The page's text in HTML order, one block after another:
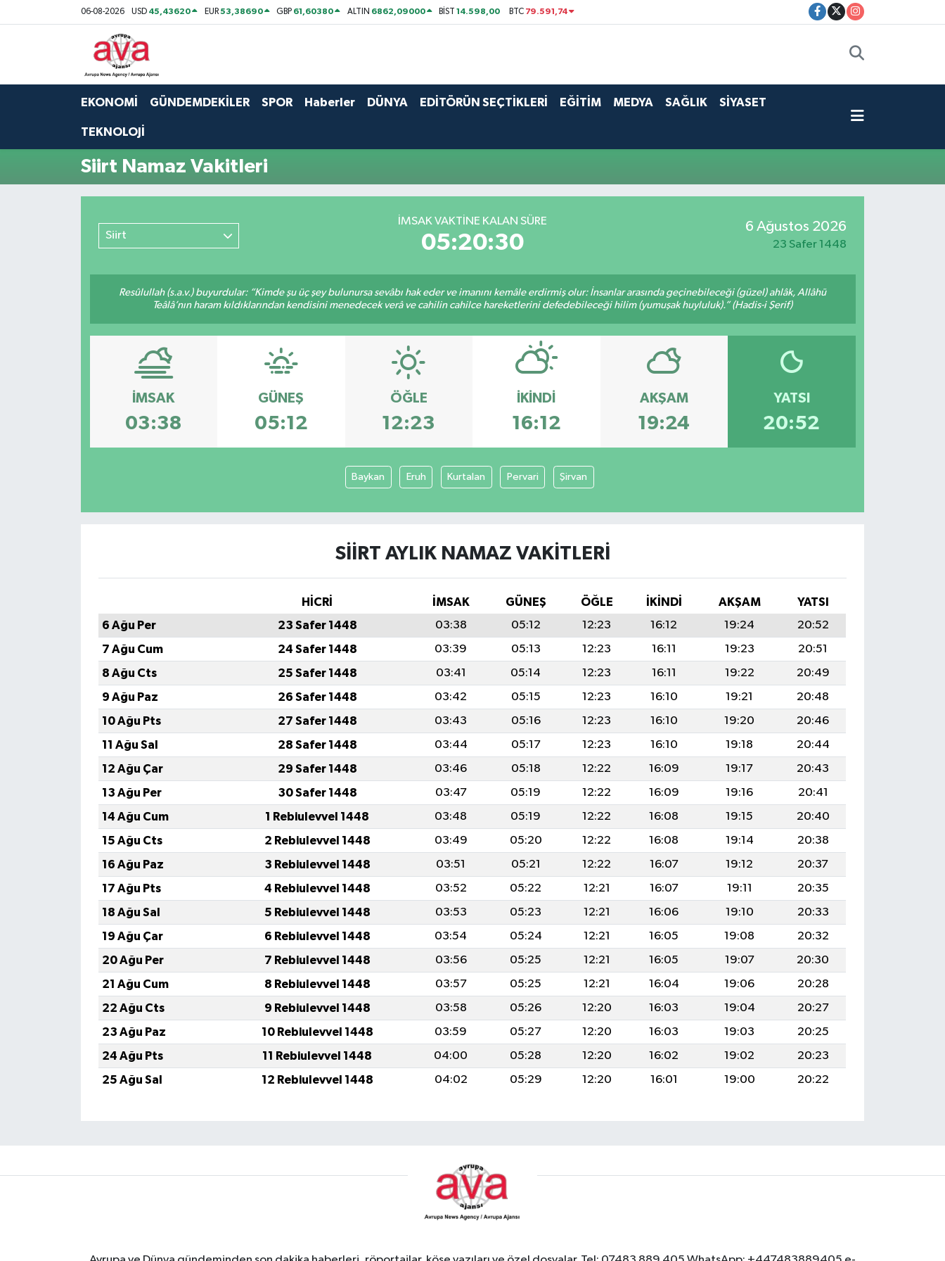
06-08-2026 USD 45,43620 EUR53,38690 GBP 61,60380 ALTIN 6862,09000 BİST14.598,00 BTC 79.591,74
EKONOMİ GÜNDEMDEKİLER SPOR Haberler DÜNYA EDİTÖRÜN SEÇTİKLERİ EĞİTİM MEDYA SAĞLIK SİYASET
TEKNOLOJİ
Siirt Namaz Vakitleri
Siirt
İMSAK VAKTİNE KALAN SÜRE
05:20:30
6 Ağustos 2026
23 Safer 1448
Resûlullah (s.a.v.) buyurdular: “Kimde şu üç şey bulunursa sevâbı hak eder ve imanını kemâle erdirmiş olur: İnsanlar arasında geçinebileceği (güzel) ahlâk, Allâhü
Teâlâ’nın haram kıldıklarından kendisini menedecek verâ ve cahilin cahilce hareketlerini defedebileceği hilim (yumuşak huyluluk).” (Hadis-i Şerif)
İMSAK
03:38
GÜNEŞ
05:12
ÖĞLE
12:23
İKINDI
16:12
AKŞAM
19:24
YATSI
20:52
Baykan Eruh Kurtalan Pervari Şirvan
SIIRT AYLIK NAMAZ VAKITLERI
HİCRİ İMSAK GÜNEŞ ÖĞLE İKINDI AKŞAM
YATSI
6 Ağu Per
23 Safer 1448 03:38 05:12 12:23 16:12 19:24
20:52
7 Ağu Cum
24 Safer 1448 03:39 05:13 12:23 16:11 19:23
20:51
8 Ağu Cts
25 Safer 1448 03:41 05:14 12:23 16:11 19:22
20:49
9 Ağu Paz
26 Safer 1448 03:42 05:15 12:23 16:10 19:21
20:48
10 Ağu Pts
27 Safer 1448 03:43 05:16 12:23 16:10 19:20
20:46
11 Ağu Sal
28 Safer 1448 03:44 05:17 12:23 16:10 19:18
20:44
12 Ağu Çar
29 Safer 1448 03:46 05:18 12:22 16:09 19:17
20:43
13 Ağu Per
30 Safer 1448 03:47 05:19 12:22 16:09 19:16
20:41
14 Ağu Cum
1 Rebiulevvel 1448 03:48 05:19 12:22 16:08 19:15
20:40
15 Ağu Cts
2 Rebiulevvel 1448 03:49 05:20 12:22 16:08 19:14
20:38
16 Ağu Paz
3 Rebiulevvel 1448 03:51 05:21 12:22 16:07 19:12
20:37
17 Ağu Pts
4 Rebiulevvel 1448 03:52 05:22 12:21 16:07 19:11
20:35
18 Ağu Sal
5 Rebiulevvel 1448 03:53 05:23 12:21 16:06 19:10
20:33
19 Ağu Çar
6 Rebiulevvel 1448 03:54 05:24 12:21 16:05 19:08
20:32
20 Ağu Per
7 Rebiulevvel 1448 03:56 05:25 12:21 16:05 19:07
20:30
21 Ağu Cum
8 Rebiulevvel 1448 03:57 05:25 12:21 16:04 19:06
20:28
22 Ağu Cts
9 Rebiulevvel 1448 03:58 05:26 12:20 16:03 19:04
20:27
23 Ağu Paz
10 Rebiulevvel 1448 03:59 05:27 12:20 16:03 19:03
20:25
24 Ağu Pts
11 Rebiulevvel 1448 04:00 05:28 12:20 16:02 19:02
20:23
25 Ağu Sal
12 Rebiulevvel 1448 04:02 05:29 12:20 16:01 19:00 20:22
Nöbetçi Eczaneler
Namaz Vakitleri
Trafik Durumu
Süper Lig Puan Durumu ve Fikstür
Tüm Manşetler